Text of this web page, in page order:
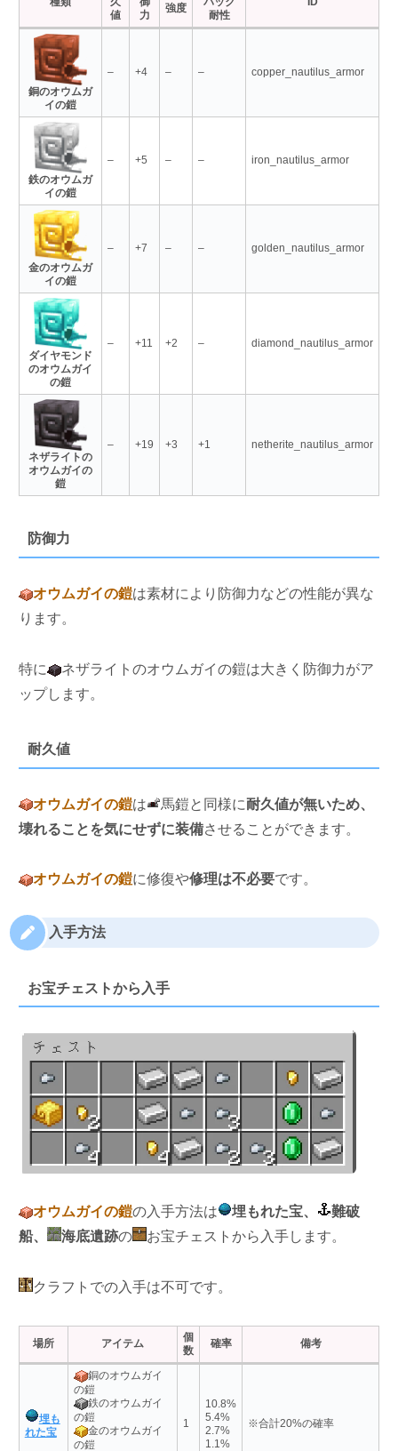
値
力
強度
耐性
銅のオウムガ
イの鎧
– +4 – – copper_nautilus_armor
鉄のオウムガ
イの鎧
– +5 – – iron_nautilus_armor
金のオウムガ
イの鎧
– +7 – – golden_nautilus_armor
ダイヤモンド
のオウムガイ
の鎧
– +11 +2 – diamond_nautilus_armor
ネザライトの
オウムガイの
鎧
– +19 +3 +1 netherite_nautilus_armor
防御力
オウムガイの鎧は素材により防御力などの性能が異な
ります。
特に
ネザライトのオウムガイの鎧は大きく防御力がア
ップします。
耐久値
オウムガイの鎧は 馬鎧と同様に耐久値が無いため、
壊れることを気にせずに装備させることができます。
オウムガイの鎧に修復や修理は不必要です。
入手方法
お宝チェストから入手
オウムガイの鎧の入手方法は 埋もれた宝、
難破
船、
海底遺跡の お宝チェストから入手します。
クラフトでの入手は不可です。
場所 アイテム
個
数
確率 備考
埋も
れた宝
銅のオウムガイ
の鎧
鉄のオウムガイ
の鎧
金のオウムガイ
の鎧
1
10.8%
5.4%
2.7%
1.1%
※合計20%の確率